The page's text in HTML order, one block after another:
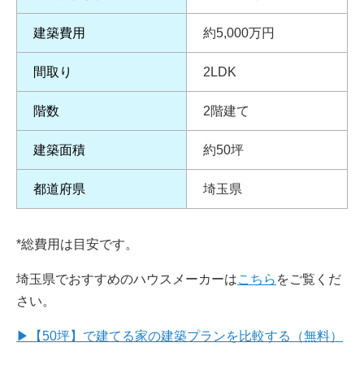
建築費用 約5,000万円
間取り 2LDK
階数 2階建て
建築面積 約50坪
都道府県 埼玉県
*総費用は目安です。
埼玉県でおすすめのハウスメーカーはこちら をご覧くだ
さい。
▶ 【50坪】で建てる家の建築プランを比較する（無料）